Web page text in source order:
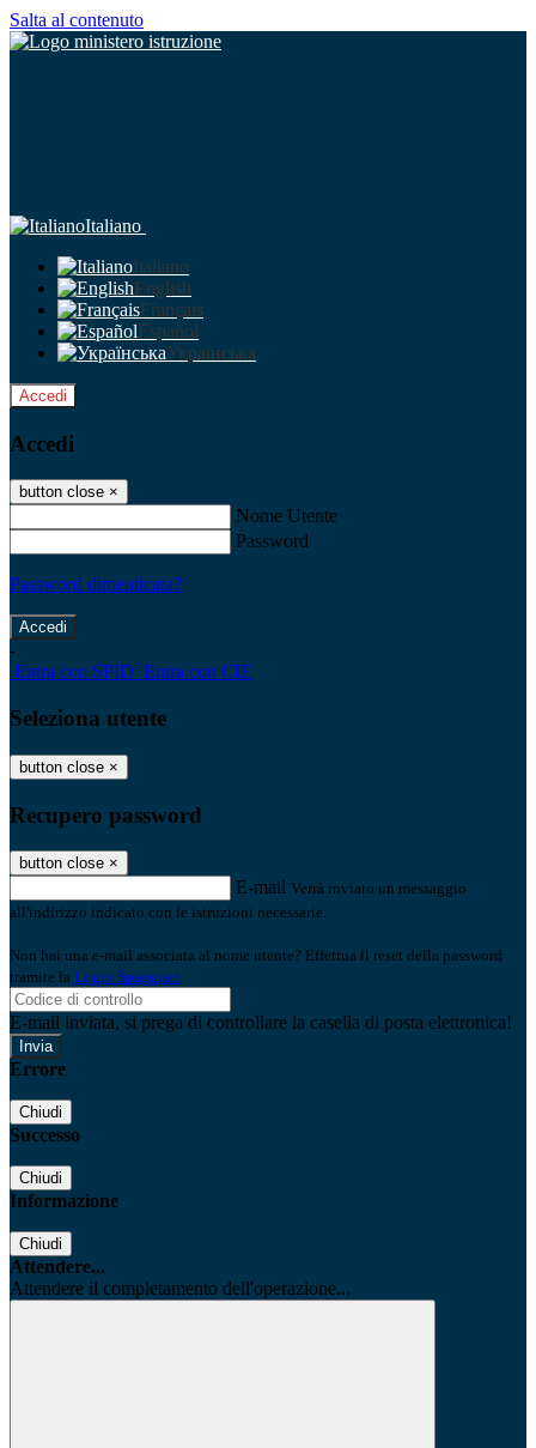
Salta al contenuto
Italiano
Italiano
English
Français
Español
Українська
Accedi
Accedi
button close ×
Nome Utente
Password
Password dimenticata?
-
Entra con SPID Entra con CIE
Seleziona utente
button close ×
Recupero password
button close ×
E-mail Verrà inviato un messaggio
all'indirizzo indicato con le istruzioni necessarie.
Non hai una e-mail associata al nome utente? Effettua il reset della password
tramite la Login Spaggiari
E-mail inviata, si prega di controllare la casella di posta elettronica!
Errore
Chiudi
Successo
Chiudi
Informazione
Chiudi
Attendere...
Attendere il completamento dell'operazione...